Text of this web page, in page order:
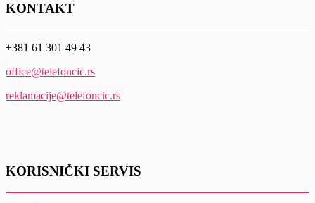
KONTAKT
+381 61 301 49 43
office@telefoncic.rs
reklamacije@telefoncic.rs
KORISNIČKI SERVIS